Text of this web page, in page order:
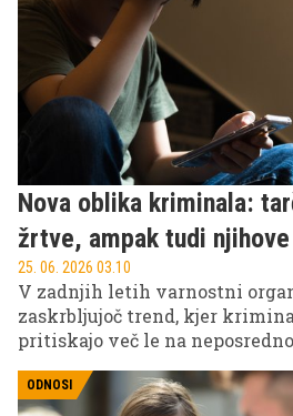
Nova oblika kriminala:
žrtve, ampak tudi
25. 06. 2026 03.10
V zadnjih letih varnostni
zaskrbljujoč trend, kjer
pritiskajo več le na
ODNOSI